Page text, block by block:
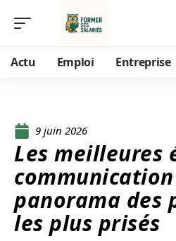
Actu Emploi Entreprise
9 juin 2026
Les meilleures
panorama des
les plus prisés